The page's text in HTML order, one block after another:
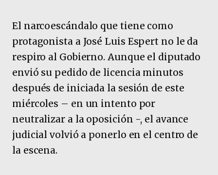
El narcoescándalo que tiene como
protagonista a José Luis Espert no le da
respiro al Gobierno. Aunque el diputado
envió su pedido de licencia minutos
después de iniciada la sesión de este
miércoles – en un intento por
neutralizar a la oposición -, el avance
judicial volvió a ponerlo en el centro de
la escena.